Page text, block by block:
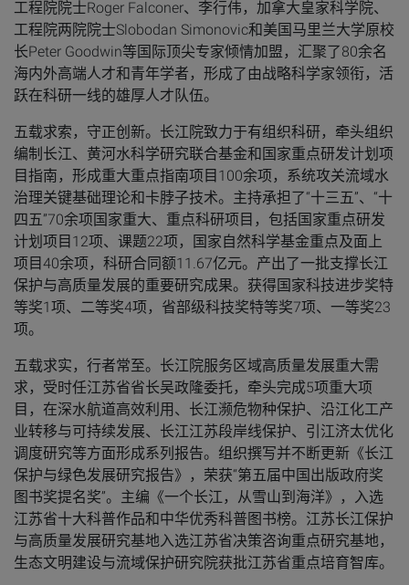
工程院院士Roger Falconer、李行伟，加拿大皇家科学院、
工程院两院院士Slobodan Simonovic和美国马里兰大学原校
长Peter Goodwin等国际顶尖专家倾情加盟，汇聚了80余名
海内外高端人才和青年学者，形成了由战略科学家领衔，活
跃在科研一线的雄厚人才队伍。
五载求索，守正创新。 长江院致力于有组织科研，牵头组织
编制长江、黄河水科学研究联合基金和国家重点研发计划项
目指南，形成重大重点指南项目100余项，系统攻关流域水
治理关键基础理论和卡脖子技术。主持承担了“十三五”、“十
四五”70余项国家重大、重点科研项目，包括国家重点研发
计划项目12项、课题22项，国家自然科学基金重点及面上
项目40余项，科研合同额11.67亿元。产出了一批支撑长江
保护与高质量发展的重要研究成果。获得国家科技进步奖特
等奖1项、二等奖4项，省部级科技奖特等奖7项、一等奖23
项。
五载求实，行者常至。 长江院服务区域高质量发展重大需
求，受时任江苏省省长吴政隆委托，牵头完成5项重大项
目，在深水航道高效利用、长江濒危物种保护、沿江化工产
业转移与可持续发展、长江江苏段岸线保护、引江济太优化
调度研究等方面形成系列报告。组织撰写并不断更新《长江
保护与绿色发展研究报告》，荣获“第五届中国出版政府奖
图书奖提名奖”。主编《一个长江，从雪山到海洋》，入选
江苏省十大科普作品和中华优秀科普图书榜。江苏长江保护
与高质量发展研究基地入选江苏省决策咨询重点研究基地，
生态文明建设与流域保护研究院获批江苏省重点培育智库。